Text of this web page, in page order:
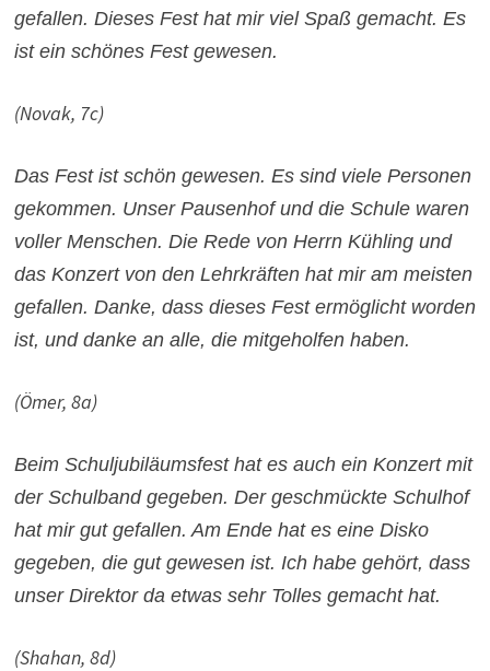
gefallen. Dieses Fest hat mir viel Spaß gemacht. Es
ist ein schönes Fest gewesen.
(Novak, 7c)
Das Fest ist schön gewesen. Es sind viele Personen
gekommen. Unser Pausenhof und die Schule waren
voller Menschen. Die Rede von Herrn Kühling und
das Konzert von den Lehrkräften hat mir am meisten
gefallen. Danke, dass dieses Fest ermöglicht worden
ist, und danke an alle, die mitgeholfen haben.
(Ömer, 8a)
Beim Schuljubiläumsfest hat es auch ein Konzert mit
der Schulband gegeben. Der geschmückte Schulhof
hat mir gut gefallen. Am Ende hat es eine Disko
gegeben, die gut gewesen ist. Ich habe gehört, dass
unser Direktor da etwas sehr Tolles gemacht hat.
(Shahan, 8d)